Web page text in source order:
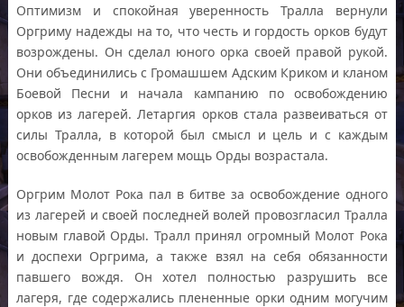
Оптимизм и спокойная уверенность Тралла вернули
Оргриму надежды на то, что честь и гордость орков будут
возрождены. Он сделал юного орка своей правой рукой.
Они объединились с Громашшем Адским Криком и кланом
Боевой Песни и начала кампанию по освобождению
орков из лагерей. Летаргия орков стала развеиваться от
силы Тралла, в которой был смысл и цель и с каждым
освобожденным лагерем мощь Орды возрастала.
Оргрим Молот Рока пал в битве за освобождение одного
из лагерей и своей последней волей провозгласил Тралла
новым главой Орды. Тралл принял огромный Молот Рока
и доспехи Оргрима, а также взял на себя обязанности
павшего вождя. Он хотел полностью разрушить все
лагеря, где содержались плененные орки одним могучим